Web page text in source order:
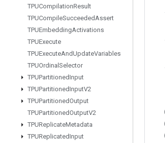
TPUCompilationResult
TPUCompileSucceededAssert
TPUEmbeddingActivations
TPUExecute
TPUExecuteAndUpdateVariables
TPUOrdinal Selector
TPUPartitionedInput
TPUPartitionedInputV2
TPUPartitionedOutput
TPUPartitionedOutputV2
TPUReplicateMetadata
TPUReplicatedInput